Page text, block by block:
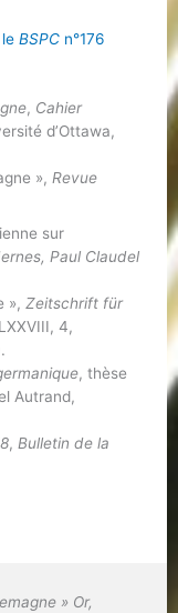
BSPCn°176
, Cahier
d’Ottawa,
», Revue
sur
Paul Claudel
», Zeitschrift für
4,
, thèse
Autrand,
, Bulletin de la
» Or,